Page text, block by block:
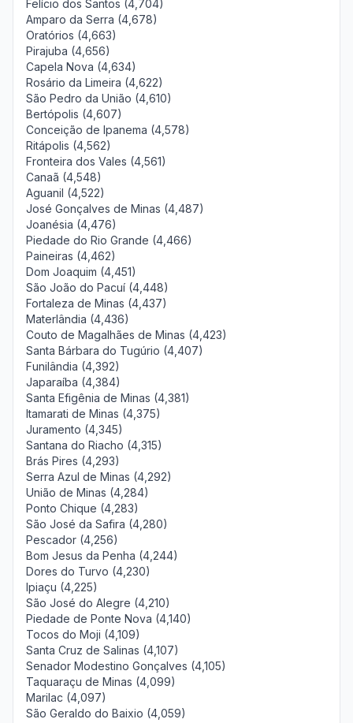
Felício dos Santos (4,704)
Amparo da Serra (4,678)
Oratórios (4,663)
Pirajuba (4,656)
Capela Nova (4,634)
Rosário da Limeira (4,622)
São Pedro da União (4,610)
Bertópolis (4,607)
Conceição de Ipanema (4,578)
Ritápolis (4,562)
Fronteira dos Vales (4,561)
Canaã (4,548)
Aguanil (4,522)
José Gonçalves de Minas (4,487)
Joanésia (4,476)
Piedade do Rio Grande (4,466)
Paineiras (4,462)
Dom Joaquim (4,451)
São João do Pacuí (4,448)
Fortaleza de Minas (4,437)
Materlândia (4,436)
Couto de Magalhães de Minas (4,423)
Santa Bárbara do Tugúrio (4,407)
Funilândia (4,392)
Japaraíba (4,384)
Santa Efigênia de Minas (4,381)
Itamarati de Minas (4,375)
Juramento (4,345)
Santana do Riacho (4,315)
Brás Pires (4,293)
Serra Azul de Minas (4,292)
União de Minas (4,284)
Ponto Chique (4,283)
São José da Safira (4,280)
Pescador (4,256)
Bom Jesus da Penha (4,244)
Dores do Turvo (4,230)
Ipiaçu (4,225)
São José do Alegre (4,210)
Piedade de Ponte Nova (4,140)
Tocos do Moji (4,109)
Santa Cruz de Salinas (4,107)
Senador Modestino Gonçalves (4,105)
Taquaraçu de Minas (4,099)
Marilac (4,097)
São Geraldo do Baixio (4,059)